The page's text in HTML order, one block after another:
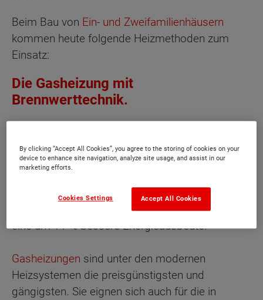
Beim Bau von Ein- und Zweifamilienhäusern
kommen heute folgende Heizmethoden zum
Einsatz:
Die Gasheizung mit
Brennwerttechnik.
weitesten verbreitete Art.
Gasheizungenwerden
mit Erdgas oder Flüssiggas betrieben. Durch die
Heizungen Wirkungsgrade bis zu 98
%.Gegenüber herkömmlichen Systemen ist dies
eine um 11 % bessere Energieausbeute.
Gasheizungen sind unter den modernen
Heizsystemen die preisgünstigsten und
gängigsten. Sie eignen sich auch für die in
By clicking “Accept All Cookies”, you agree to the storing of cookies on your
device to enhance site navigation, analyze site usage, and assist in our
marketing efforts.
Accept All Cookies
Cookies Settings